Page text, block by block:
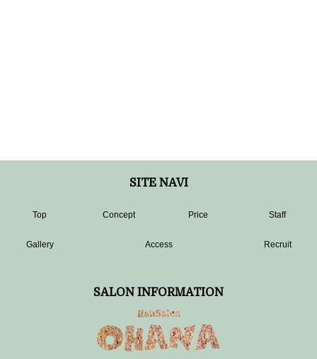
SITE NAVI
Top Concept Price Staff
Gallery Access Recruit
SALON INFORMATION